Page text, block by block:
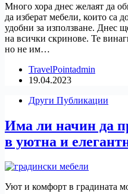
Много хора днес желаят да
да изберат мебели, които са
удобни за използване. Днес
на всички скринове. Те
но не им…
TravelPointadmin
19.04.2023
Други Публикации
Има ли начин да
в уютна и
Уют и комфорт в градината